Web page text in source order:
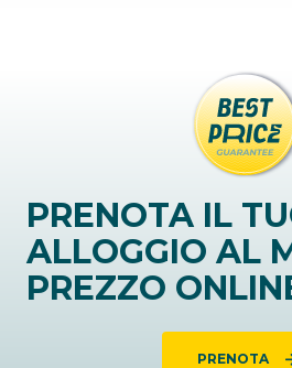
PRENOTA IL
ALLOGGIO AL
PREZZO
PRENOTA